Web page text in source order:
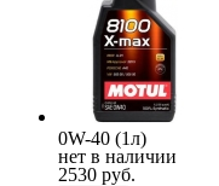
0W-40 (1л)
нет в наличии
2530 руб.